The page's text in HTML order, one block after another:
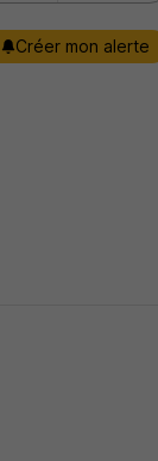
Créer mon alerte